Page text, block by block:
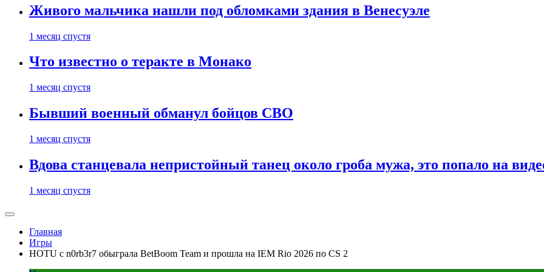
Живого мальчика нашли под обломками здания в Венесуэле
1 месяц спустя
Что известно о теракте в Монако
1 месяц спустя
Бывший военный обманул бойцов СВО
1 месяц спустя
Вдова станцевала непристойный танец около гроба мужа, это попало на
1 месяц спустя
Главная
Игры
HOTU с n0rb3r7 обыграла BetBoom Team и прошла на IEM Rio 2026 по CS 2